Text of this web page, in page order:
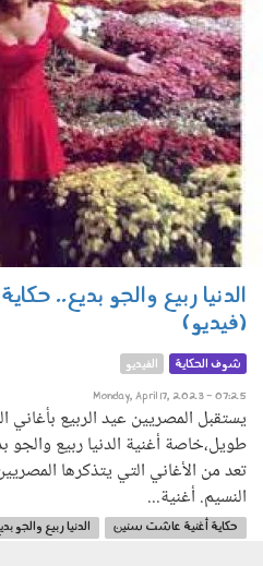
الدنيا ربيع والجو بديع..
(فيديو)
شوف الحكاية الفيديو
Monday, April 17, 2023 - 07:25
يستقبل المصريين عيد الربيع بأغاني
طويل،خاصة أغنية الدنيا ربيع والجو
تعد من الأغاني التي يتذكرها
النسيم. أغنية...
حكاية أغنية عاشت سنين الدنيا ربيع والجو